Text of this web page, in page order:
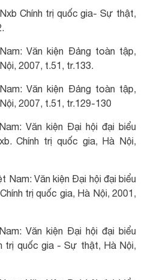
Chính trị quốc gia- Sự thật,
Văn kiện Đảng toàn tập,
2007, t.51, tr.133.
Văn kiện Đảng toàn tập,
2007, t.51, tr.129-130
Văn kiện Đại hội đại biểu
Chính trị quốc gia, Hà Nội,
Nam: Văn kiện Đại hội đại biểu
trị quốc gia, Hà Nội, 2001,
Văn kiện Đại hội đại biểu
trị quốc gia - Sự thật, Hà Nội,